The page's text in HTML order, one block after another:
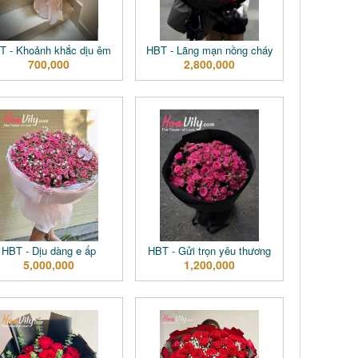
- Khoảnh khắc dịu êm
700,000
HBT - Lãng mạn nồng cháy
2,800,000
HBT - Dịu dàng e ấp
5,000,000
HBT - Gửi trọn yêu thương
1,200,000